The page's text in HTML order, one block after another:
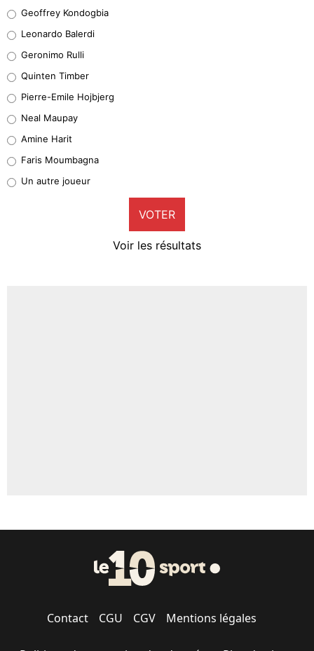
38%
32%
5%
1%
9%
Geoffrey Kondogbia
Leonardo Balerdi
Geronimo Rulli
Quinten Timber
Pierre-Emile Hojbjerg
Neal Maupay
Amine Harit
Faris Moumbagna
Un autre joueur
VOTER
Voir les résultats
Contact CGU CGV Mentions légales